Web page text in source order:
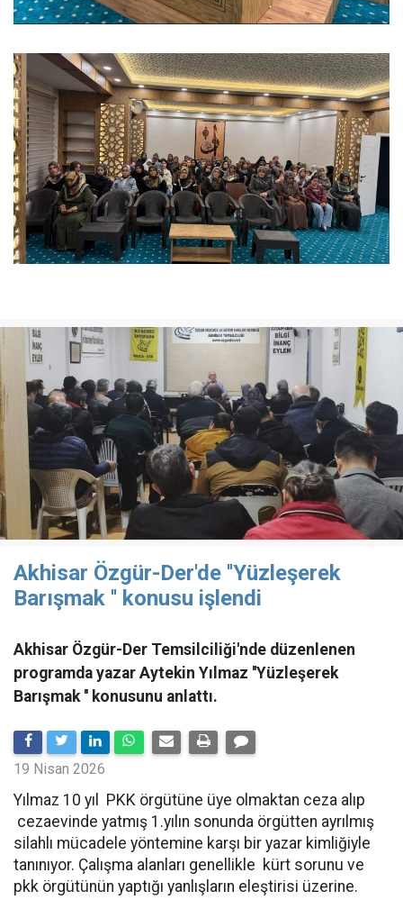
Akhisar Özgür-Der'de ''Yüzleşerek
Barışmak '' konusu işlendi
Akhisar Özgür-Der Temsilciliği'nde düzenlenen
programda yazar Aytekin Yılmaz ''Yüzleşerek
Barışmak '' konusunu anlattı.
19 Nisan 2026
Yılmaz 10 yıl PKK örgütüne üye olmaktan ceza alıp
cezaevinde yatmış 1.yılın sonunda örgütten ayrılmış
silahlı mücadele yöntemine karşı bir yazar kimliğiyle
tanınıyor. Çalışma alanları genellikle kürt sorunu ve
pkk örgütünün yaptığı yanlışların eleştirisi üzerine.